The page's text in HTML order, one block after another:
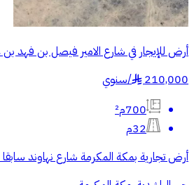
أرض للإيجار في شارع الامير فيصل بن فهد
210,000
§
/سنوي
700م²
32م
أرض تجارية بمكة المكرمة شارع نهاوند سابقا البيع 2.400.000 الايجار 210.000 السعر صافي صفة المعلن مسوق ((رقم المعلن